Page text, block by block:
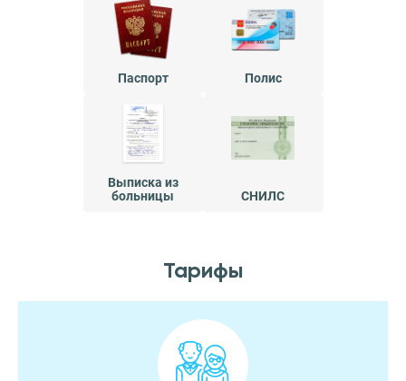
Паспорт Полис
Выписка из
больницы
СНИЛС
Тарифы